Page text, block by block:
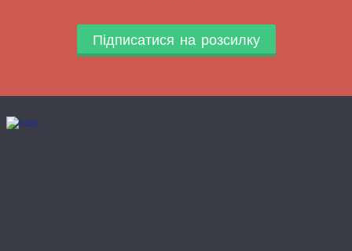
Підписатися на розсилку